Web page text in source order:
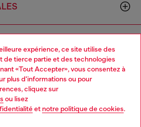
expérience, ce site utilise des
de tierce partie et des technologies
«Tout Accepter», vous consentez à
plus d'informations ou pour
cliquez sur
ou lisez
et notre politique de cookies.
Belgique website, but it seems you
States